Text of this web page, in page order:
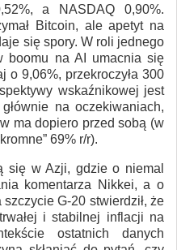
a NASDAQ 0,90%.
Bitcoin, ale apetyt na
się spory. W roli jednego
boomu na AI umacnia się
o 9,06%, przekroczyła 300
wskaźnikowej jest
na oczekiwaniach,
ma dopiero przed sobą (w
69% r/r).
się w Azji, gdzie o niemal
komentarza Nikkei, a o
G-20 stwierdził, że
i stabilnej inflacji na
ostatnich danych